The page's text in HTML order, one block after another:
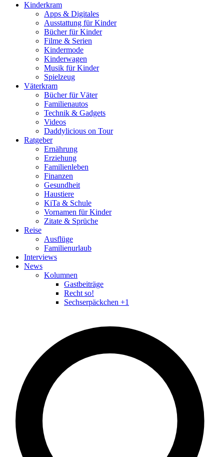
Kinderkram
Apps & Digitales
Ausstattung für Kinder
Bücher für Kinder
Filme & Serien
Kindermode
Kinderwagen
Musik für Kinder
Spielzeug
Väterkram
Bücher für Väter
Familienautos
Technik & Gadgets
Videos
Daddylicious on Tour
Ratgeber
Ernährung
Erziehung
Familienleben
Finanzen
Gesundheit
Haustiere
KiTa & Schule
Vornamen für Kinder
Zitate & Sprüche
Reise
Ausflüge
Familienurlaub
Interviews
News
Kolumnen
Gastbeiträge
Recht so!
Sechserpäckchen +1